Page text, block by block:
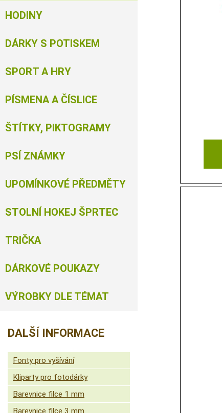
HODINY
DÁRKY S POTISKEM
SPORT A HRY
PÍSMENA A ČÍSLICE
ŠTÍTKY, PIKTOGRAMY
PSÍ ZNÁMKY
UPOMÍNKOVÉ PŘEDMĚTY
STOLNÍ HOKEJ ŠPRTEC
TRIČKA
DÁRKOVÉ POUKAZY
VÝROBKY DLE TÉMAT
DALŠÍ INFORMACE
Fonty pro vyšívání
Kliparty pro fotodárky
Barevnice filce 1 mm
Barevnice filce 3 mm